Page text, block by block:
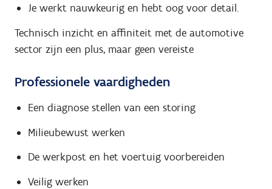
Je werkt nauwkeurig en hebt oog voor detail.
Technisch inzicht en affiniteit met de automotive
sector zijn een plus, maar geen vereiste
Professionele vaardigheden
Een diagnose stellen van een storing
Milieubewust werken
De werkpost en het voertuig voorbereiden
Veilig werken